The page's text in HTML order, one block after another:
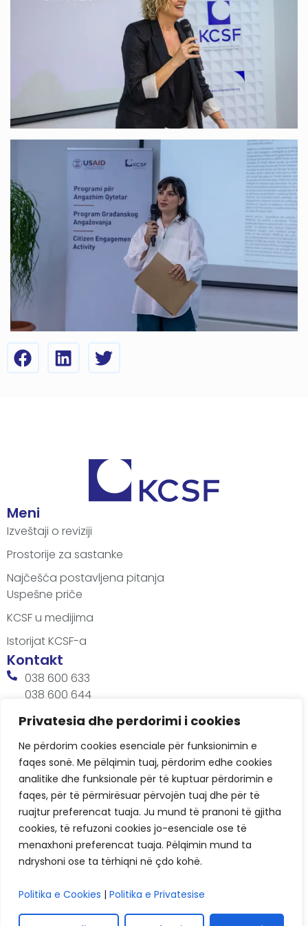
Privatesia dhe perdorimi i cookies
Ne përdorim cookies esenciale për funksionimin e
faqes sonë. Me pëlqimin tuaj, përdorim edhe cookies
analitike dhe funksionale për të kuptuar përdorimin e
faqes, për të përmirësuar përvojën tuaj dhe për të
ruajtur preferencat tuaja. Ju mund të pranoni të gjitha
cookies, të refuzoni cookies jo-esenciale ose të
menaxhoni preferencat tuaja. Pëlqimin mund ta
ndryshoni ose ta tërhiqni në çdo kohë.
Politika e Cookies | Politika e Privatesise
Meni
Izveštaji o reviziji
Prostorije za sastanke
Najčešća postavljena pitanja
Uspešne priče
KCSF u medijima
Istorijat KCSF-a
Kontakt
038 600 633
038 600 644
office@kcsfoundation.org
Besa Imami, Lam A, H1, Kat.12, nr. 65-1, Lakrishtë,
Prishtinë, Kosovë.
Radno vreme
8:00 AM - 4:00 PM
KCSF © 2026
Politike privatnosti